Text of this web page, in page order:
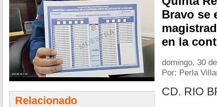
Relacionado
Bravo se
en la
domingo, 30
Por: Perla
CD. RIO